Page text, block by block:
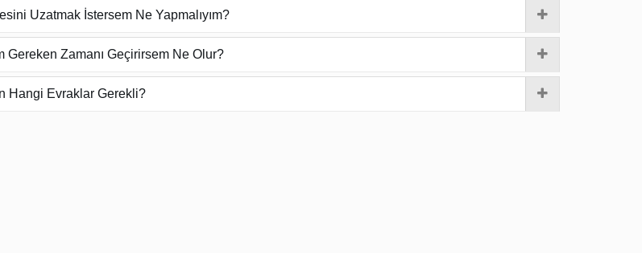
Uzatmak İstersem Ne Yapmalıyım?
Gereken Zamanı Geçirirsem Ne Olur?
Hangi Evraklar Gerekli?